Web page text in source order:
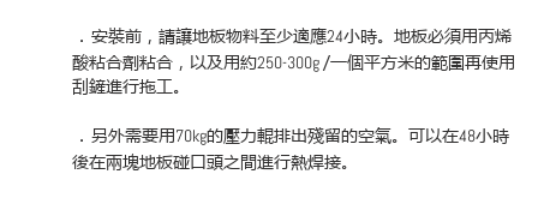
． 安裝前，請讓地板物料至少適應24小時。地板必須用丙烯
酸粘合劑粘合，以及用約250-300g/一個平方米的範圍再使用
刮鏟進行拖工。
． 另外需要用70kg的壓力輥排出殘留的空氣。可以在48小時
後在兩塊地板碰口頭之間進行熱焊接。